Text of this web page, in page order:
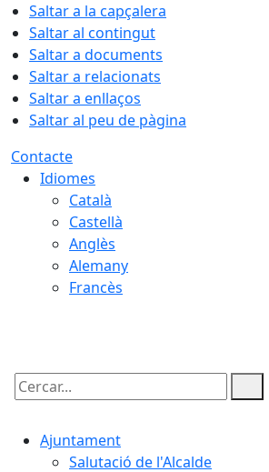
Saltar a la capçalera
Saltar al contingut
Saltar a documents
Saltar a relacionats
Saltar a enllaços
Saltar al peu de pàgina
Contacte
Idiomes
Català
Castellà
Anglès
Alemany
Francès
Cercar:
Ajuntament
Salutació de l'Alcalde